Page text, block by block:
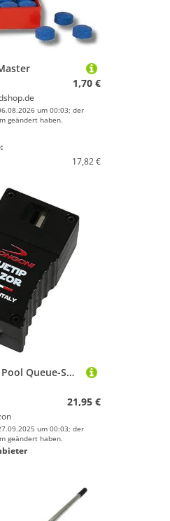
1,70 €
um 00:03; der
geändert haben.
17,82 €
Longoni Billard Pool Queue-Spitze Rasierer Edger Trimmer Shaper Scuffer
21,95 €
um 00:03; der
geändert haben.